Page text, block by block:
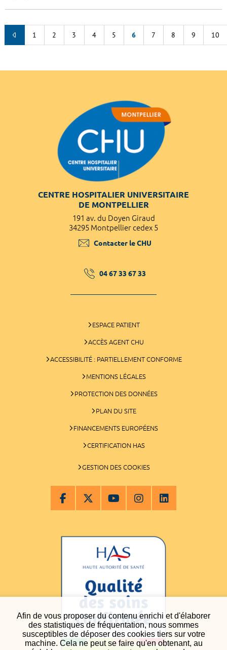
Afin de vous proposer du contenu enrichi et d'élaborer
des statistiques de fréquentation, nous sommes
susceptibles de déposer des cookies tiers sur votre
machine. Cela ne peut se faire qu'en obtenant, au
1 2 3 4 5 6 7 8 9 10
CENTRE HOSPITALIER UNIVERSITAIRE
DE MONTPELLIER
191 av. du Doyen Giraud
34295 Montpellier cedex 5
Contacter le CHU
04 67 33 67 33
ESPACE PATIENT
ACCÈS AGENT CHU
ACCESSIBILITÉ : PARTIELLEMENT CONFORME
MENTIONS LÉGALES
PROTECTION DES DONNÉES
PLAN DU SITE
FINANCEMENTS EUROPÉENS
CERTIFICATION HAS
GESTION DES COOKIES